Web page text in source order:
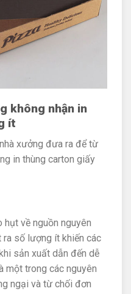
không nhận in
ít
xưởng đưa ra để từ
in thùng carton giấy
về nguồn nguyên
ra số lượng ít khiến các
sản xuất dẫn đến dễ
một trong các nguyên
ngại và từ chối đơn